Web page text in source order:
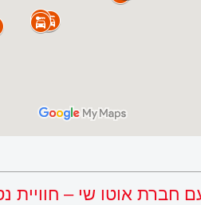
חברת אוטו שי – חוויית